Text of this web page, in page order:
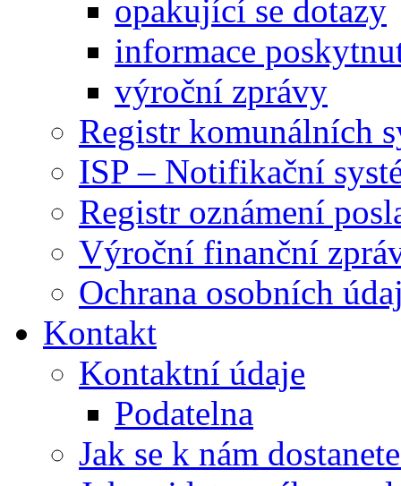
opakující se dotazy
informace
výroční zprávy
Registr komunálních
ISP – Notifikační
Registr oznámení
Výroční finanční
Ochrana osobních
Kontakt
Kontaktní údaje
Podatelna
Jak se k nám